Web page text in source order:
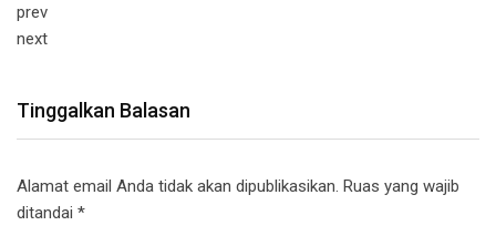
prev
next
Tinggalkan Balasan
Alamat email Anda tidak akan dipublikasikan. Ruas yang wajib
ditandai *